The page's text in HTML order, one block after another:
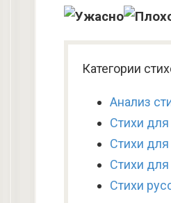
Категории
Анализ
Стихи
Стихи
Стихи
Стихи